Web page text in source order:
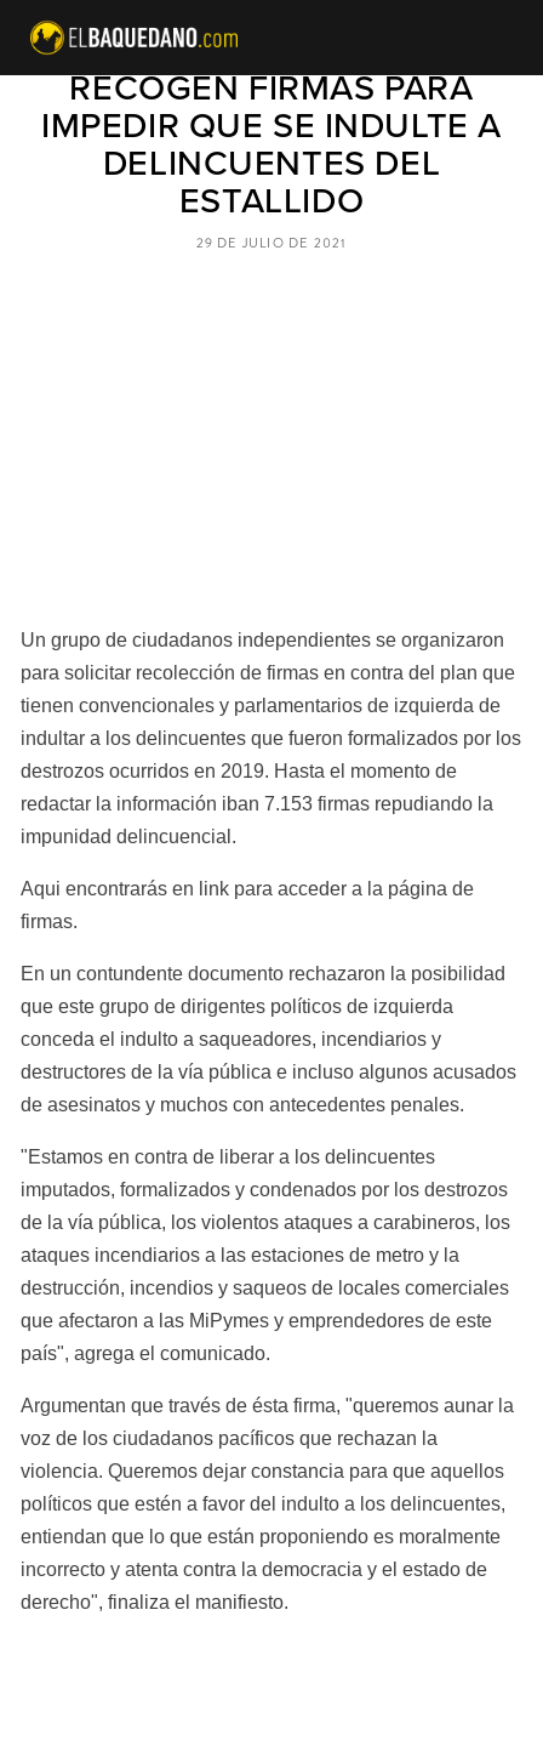
ESTA ES LA PÁGINA DONDE
RECOGEN FIRMAS PARA
IMPEDIR QUE SE INDULTE A
DELINCUENTES DEL
ESTALLIDO
Un grupo de ciudadanos independientes se organizaron
para solicitar recolección de firmas en contra del plan que
tienen convencionales y parlamentarios de izquierda de
indultar a los delincuentes que fueron formalizados por los
destrozos ocurridos en 2019. Hasta el momento de
redactar la información iban 7.153 firmas repudiando la
impunidad delincuencial.
Aqui encontrarás en link para acceder a la página de
firmas.
En un contundente documento rechazaron la posibilidad
que este grupo de dirigentes políticos de izquierda
conceda el indulto a saqueadores, incendiarios y
destructores de la vía pública e incluso algunos acusados
de asesinatos y muchos con antecedentes penales.
"Estamos en contra de liberar a los delincuentes
imputados, formalizados y condenados por los destrozos
de la vía pública, los violentos ataques a carabineros, los
ataques incendiarios a las estaciones de metro y la
destrucción, incendios y saqueos de locales comerciales
que afectaron a las MiPymes y emprendedores de este
país", agrega el comunicado.
Argumentan que través de ésta firma, "queremos aunar la
voz de los ciudadanos pacíficos que rechazan la
violencia. Queremos dejar constancia para que aquellos
políticos que estén a favor del indulto a los delincuentes,
entiendan que lo que están proponiendo es moralmente
incorrecto y atenta contra la democracia y el estado de
derecho", finaliza el manifiesto.
29 DE JULIO DE 2021